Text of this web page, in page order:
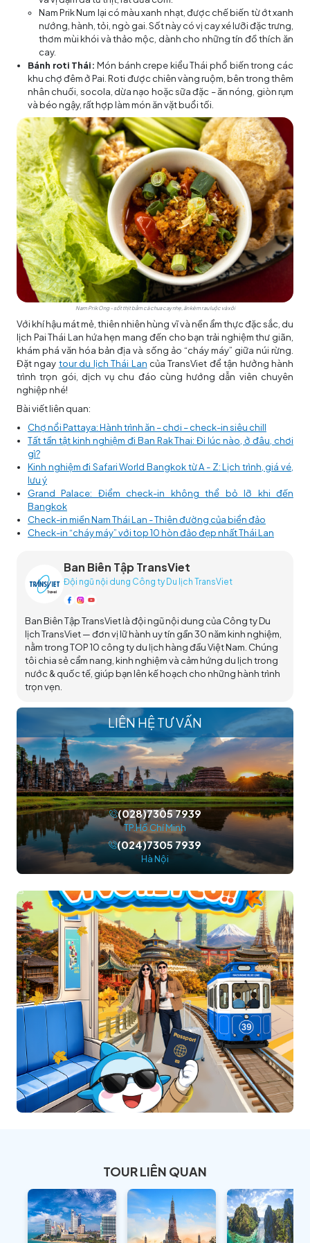
Nam Prik Num lại có màu xanh nhạt, được chế biến từ ớt xanh
nướng, hành, tỏi, ngò gai. Sốt này có vị cay xé lưỡi đặc trưng,
thơm mùi khói và thảo mộc, dành cho những tín đồ thích ăn
cay.
Bánh roti Thái: Món bánh crepe kiểu Thái phổ biến trong các
khu chợ đêm ở Pai. Roti được chiên vàng ruộm, bên trong thêm
nhân chuối, socola, dừa nạo hoặc sữa đặc – ăn nóng, giòn rụm
và béo ngậy, rất hợp làm món ăn vặt buổi tối.
Nam Prik Ong – sốt thịt bằm cà chua cay nhẹ, ăn kèm rau luộc và xôi
Với khí hậu mát mẻ, thiên nhiên hùng vĩ và nền ẩm thực đặc sắc, du
lịch Pai Thái Lan hứa hẹn mang đến cho bạn trải nghiệm thư giãn,
khám phá văn hóa bản địa và sống ảo “cháy máy” giữa núi rừng.
Đặt ngay tour du lịch Thái Lan của TransViet để tận hưởng hành
trình trọn gói, dịch vụ chu đáo cùng hướng dẫn viên chuyên
nghiệp nhé!
Bài viết liên quan:
Chợ nổi Pattaya: Hành trình ăn – chơi – check-in siêu chill
Tất tần tật kinh nghiệm đi Ban Rak Thai: Đi lúc nào, ở đâu, chơi
gì?
Kinh nghiệm đi Safari World Bangkok từ A - Z: Lịch trình, giá vé,
lưu ý
Grand Palace: Điểm check-in không thể bỏ lỡ khi đến
Bangkok
Check-in miền Nam Thái Lan - Thiên đường của biển đảo
Check-in “cháy máy” với top 10 hòn đảo đẹp nhất Thái Lan
Ban Biên Tập TransViet
Đội ngũ nội dung Công ty Du lịch TransViet
Ban Biên Tập TransViet là đội ngũ nội dung của Công ty Du
lịch TransViet — đơn vị lữ hành uy tín gần 30 năm kinh nghiệm,
nằm trong TOP 10 công ty du lịch hàng đầu Việt Nam. Chúng
tôi chia sẻ cẩm nang, kinh nghiệm và cảm hứng du lịch trong
nước & quốc tế, giúp bạn lên kế hoạch cho những hành trình
trọn vẹn.
LIÊN HỆ TƯ VẤN
(028)7305 7939
TP.Hồ Chí Minh
(024)7305 7939
Hà Nội
TOUR LIÊN QUAN